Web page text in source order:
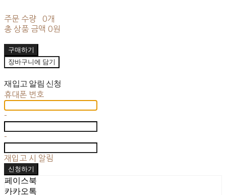
주문 수량
0개
총 상품 금액 0원
구매하기
장바구니에 담기
재입고 알림 신청
휴대폰 번호
-
-
재입고 시 알림
신청하기
페이스북
카카오톡